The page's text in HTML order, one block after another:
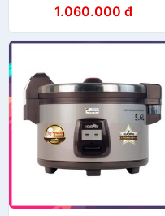
1.060.000 đ